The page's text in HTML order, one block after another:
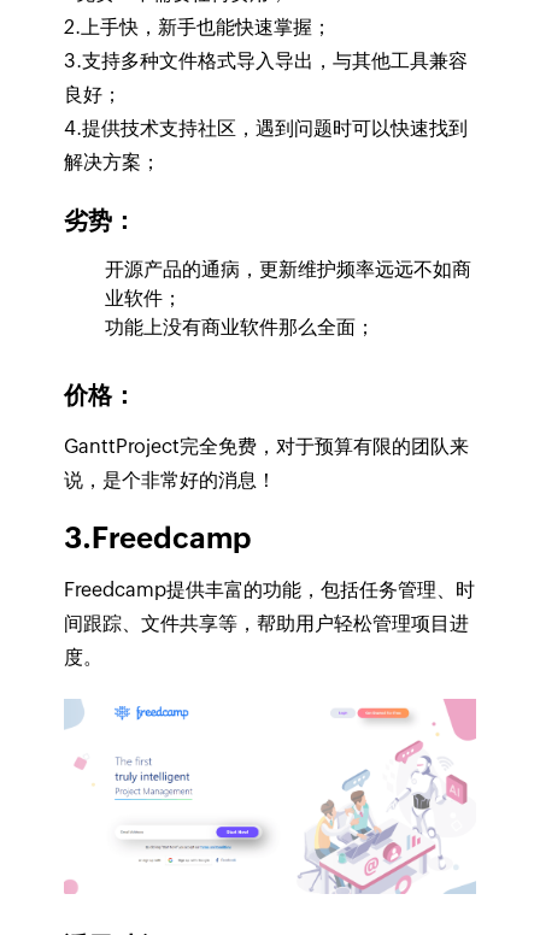
2.上手快，新手也能快速掌握；
3.支持多种文件格式导入导出，与其他工具兼容
良好；
4.提供技术支持社区，遇到问题时可以快速找到
解决方案；
劣势：
开源产品的通病，更新维护频率远远不如商
业软件；
功能上没有商业软件那么全面；
价格：
GanttProject完全免费，对于预算有限的团队来
说，是个非常好的消息！
3.Freedcamp
Freedcamp提供丰富的功能，包括任务管理、时
间跟踪、文件共享等，帮助用户轻松管理项目进
度。